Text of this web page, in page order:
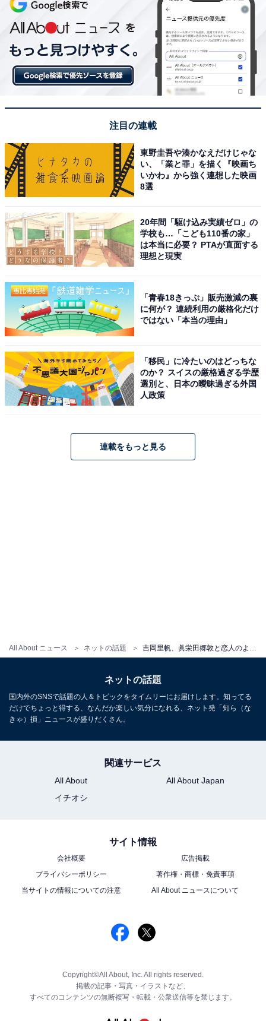
All About ニュース ネットの話題
注目の連載
東野圭吾や湊かなえだけじゃな
い、「業と罪」を描く『映画ち
いかわ』から強く連想した映画
8選
20年間「駆け込み実績ゼロ」の
学校も…「こども110番の家」
は本当に必要？ PTAが直面する
理想と現実
「青春18きっぷ」販売激減の裏
に何が？ 連続利用の厳格化だけ
ではない「本当の理由」
「移民」に冷たいのはどっちな
のか？ スイスの厳格過ぎる学歴
選別と、日本の曖昧過ぎる外国
人政策
連載をもっと見る
ネットの話題
国内外のSNSで話題の人＆トピックをタイムリーにお届けします。知ってる
だけでちょっと得する、なんだか楽しい気分になれる、ネット発「知ら（な
きゃ）損」ニュースが盛りだくさん。
関連サービス
All About
All About Japan
イチオシ
サイト情報
会社概要
広告掲載
プライバシーポリシー
著作権・商標・免責事項
当サイトの情報についての注意
All About ニュースについて
Copyright©All About, Inc. All rights reserved.
掲載の記事・写真・イラストなど、
すべてのコンテンツの無断複写・転載・公衆送信等を禁じます。